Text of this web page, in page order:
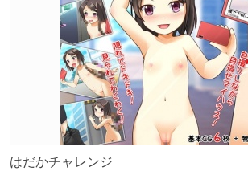
はだかチャレンジ